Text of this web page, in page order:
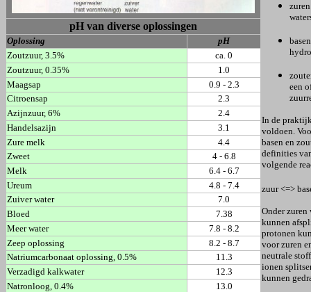
een
In de
voldoen.
basen en
definities
volgende
zuur <=>
Onder zuren
kunnen
protonen
voor zuren
neutrale
ionen
kunnen
pH van diverse oplossingen
Oplossing
pH
Zoutzuur, 3.5%
ca. 0
Zoutzuur, 0.35%
1.0
Maagsap
0.9 - 2.3
Citroensap
2.3
Azijnzuur, 6%
2.4
Handelsazijn
3.1
Zure melk
4.4
Zweet
4 - 6.8
Melk
6.4 - 6.7
Ureum
4.8 - 7.4
Zuiver water
7.0
Bloed
7.38
Meer water
7.8 - 8.2
Zeep oplossing
8.2 - 8.7
Natriumcarbonaat oplossing, 0.5%
11.3
Verzadigd kalkwater
12.3
Natronloog, 0.4%
13.0